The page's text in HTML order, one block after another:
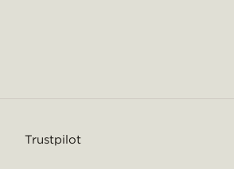
Trustpilot